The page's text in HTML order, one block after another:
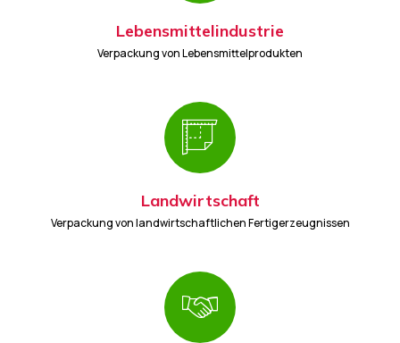
Lebensmittelindustrie
Verpackung von Lebensmittelprodukten
Landwirtschaft
Verpackung von landwirtschaftlichen Fertigerzeugnissen